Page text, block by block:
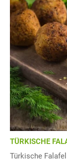
TÜRKISCHE
Türkische